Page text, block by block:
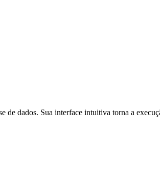
dados. Sua interface intuitiva torna a